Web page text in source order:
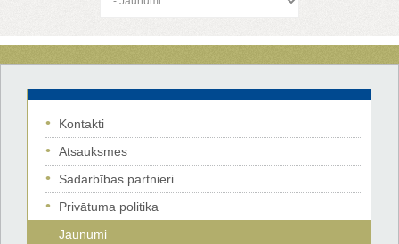
Kontakti
Atsauksmes
Sadarbības partnieri
Privātuma politika
Jaunumi